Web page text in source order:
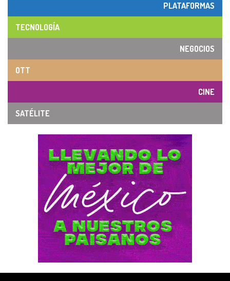
PLATAFORMAS
TECNOLOGÍA
NEGOCIOS
OTT
CINE
SATÉLITE